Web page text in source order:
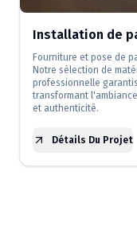
Installation de
Fourniture et pose de
Notre sélection de
professionnelle
transformant
et authenticité.
Détails Du Projet